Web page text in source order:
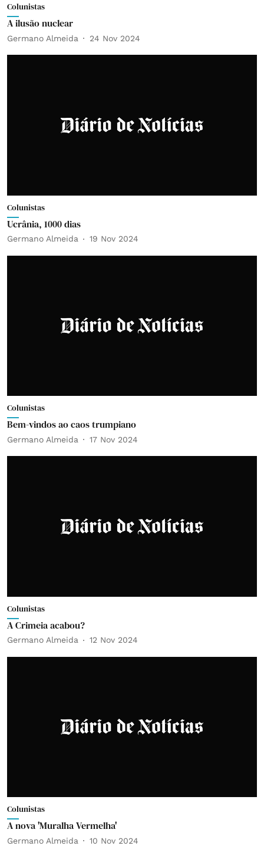
Colunistas
A ilusão nuclear
Germano Almeida 24 Nov 2024
Colunistas
Ucrânia, 1000 dias
Germano Almeida 19 Nov 2024
Colunistas
Bem-vindos ao caos trumpiano
Germano Almeida 17 Nov 2024
Colunistas
A Crimeia acabou?
Germano Almeida 12 Nov 2024
Colunistas
A nova 'Muralha Vermelha'
Germano Almeida 10 Nov 2024